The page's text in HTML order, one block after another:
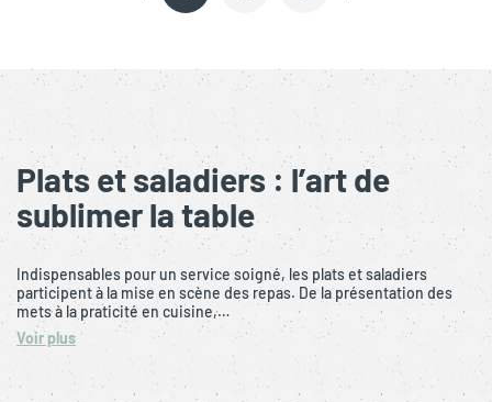
Plats et saladiers : l’art de
sublimer la table
Indispensables pour un service soigné, les plats et saladiers
participent à la mise en scène des repas. De la présentation des
mets à la praticité en cuisine,…
Voir plus